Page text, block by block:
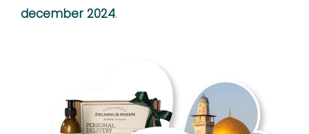
december 2024.